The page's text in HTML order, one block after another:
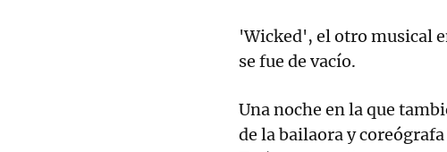
'Wicked', el otro musical
se fue de vacío.
Una noche en la que
de la bailaora y coreógrafa